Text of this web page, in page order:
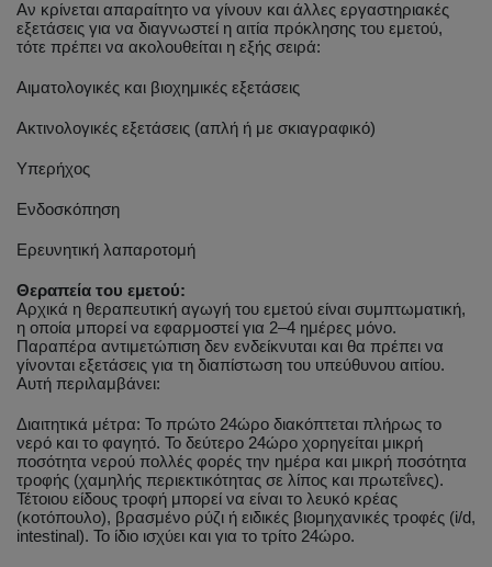
Αν κρίνεται απαραίτητο να γίνουν και άλλες εργαστηριακές
εξετάσεις για να διαγνωστεί η αιτία πρόκλησης του εμετού,
τότε πρέπει να ακολουθείται η εξής σειρά:
Αιματολογικές και βιοχημικές εξετάσεις
Ακτινολογικές εξετάσεις (απλή ή με σκιαγραφικό)
Υπερήχος
Ενδοσκόπηση
Ερευνητική λαπαροτομή
Θεραπεία του εμετού:
Αρχικά η θεραπευτική αγωγή του εμετού είναι συμπτωματική,
η οποία μπορεί να εφαρμοστεί για 2–4 ημέρες μόνο.
Παραπέρα αντιμετώπιση δεν ενδείκνυται και θα πρέπει να
γίνονται εξετάσεις για τη διαπίστωση του υπεύθυνου αιτίου.
Αυτή περιλαμβάνει:
Διαιτητικά μέτρα: Το πρώτο 24ώρο διακόπτεται πλήρως το
νερό και το φαγητό. Το δεύτερο 24ώρο χορηγείται μικρή
ποσότητα νερού πολλές φορές την ημέρα και μικρή ποσότητα
τροφής (χαμηλής περιεκτικότητας σε λίπος και πρωτεΐνες).
Τέτοιου είδους τροφή μπορεί να είναι το λευκό κρέας
(κοτόπουλο), βρασμένο ρύζι ή ειδικές βιομηχανικές τροφές (i/d,
intestinal). Το ίδιο ισχύει και για το τρίτο 24ώρο.